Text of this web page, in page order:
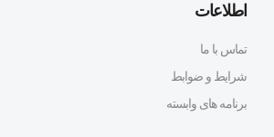
اطلاعات
تماس با ما
شرایط و ضوابط
برنامه های وابسته